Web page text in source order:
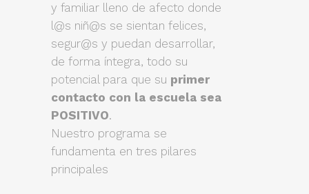
y familiar lleno de afecto donde
l@s niñ@s se sientan felices,
segur@s y puedan desarrollar,
de forma íntegra, todo su
potencial para que su primer
contacto con la escuela sea
POSITIVO.
Nuestro programa se
fundamenta en tres pilares
principales